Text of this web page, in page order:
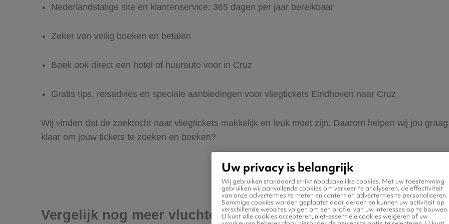
Nederlandstalige site en klantenservice: 365 dagen per jaar bereikbaar
Zeker van veilig boeken en betalen
Boek ook direct een hotel of huurauto voor in Cruz
Gratis tips, reisadvies en speciale aanbiedingen voor vliegtickets Eindhoven naar Cruz
Wij vinden dat de zoektocht naar vliegtickets makkelijk en leuk moet zijn. Daarom helpen wij jou
klaar om jouw tickets te zoeken en boeken?
Vergelijk nog meer vluchten naar Cruz
Uw privacy is belangrijk
Wij gebruiken standaard strikt noodzakelijke cookies. Met uw toestemming
gebruiken wij aanvullende cookies om verkeer te analyseren, de effectiviteit
van onze advertenties te meten en content en advertenties te personaliseren.
Sommige cookies worden geplaatst door derden en kunnen uw activiteit op
verschillende websites volgen om een profiel van uw interesses op te bouwen.
U kunt alle cookies accepteren, niet-essentiële cookies weigeren of uw